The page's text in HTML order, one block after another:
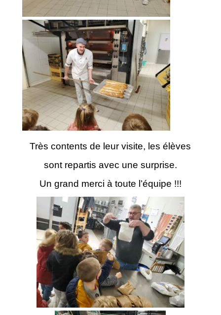
Très contents de leur visite, les élèves
sont repartis avec une surprise.
Un grand merci à toute l’équipe !!!